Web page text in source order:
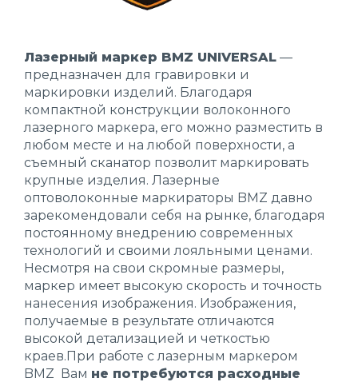
Лазерный маркер BMZ UNIVERSAL —
предназначен для гравировки и
маркировки изделий. Благодаря
компактной конструкции волоконного
лазерного маркера, его можно разместить в
любом месте и на любой поверхности, а
съемный сканатор позволит маркировать
крупные изделия. Лазерные
оптоволоконные маркираторы BMZ давно
зарекомендовали себя на рынке, благодаря
постоянному внедрению современных
технологий и своими лояльными ценами.
Несмотря на свои скромные размеры,
маркер имеет высокую скорость и точность
нанесения изображения. Изображения,
получаемые в результате отличаются
высокой детализацией и четкостью
краев.При работе с лазерным маркером
BMZ Вам не потребуются расходные